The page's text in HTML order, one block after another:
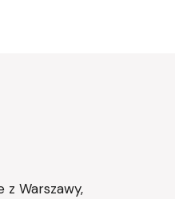
z Warszawy,